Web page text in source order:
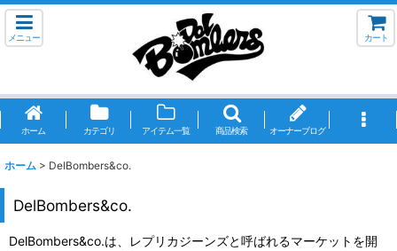
メニュー カート
ホーム カテゴリ アイテム一覧 商品検索 オーナーブログ
ホーム > DelBombers&co.
DelBombers&co.
DelBombers&co.は、レプリカジーンズと呼ばれるマーケットを開